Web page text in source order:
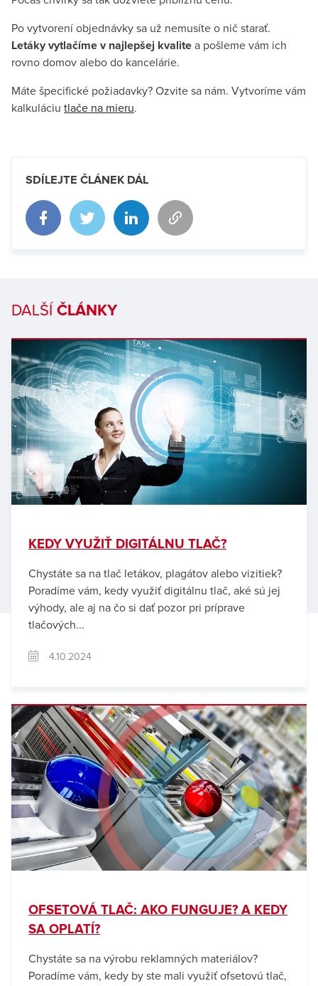
Po vytvorení objednávky sa už nemusíte o nič starať.
Letáky vytlačíme v najlepšej kvalite a pošleme vám ich
rovno domov alebo do kancelárie.
Máte špecifické požiadavky? Ozvite sa nám. Vytvoríme vám
kalkuláciu tlače na mieru.
SDÍLEJTE ČLÁNEK DÁL
DALŠÍ ČLÁNKY
KEDY VYUŽIŤ DIGITÁLNU TLAČ?
Chystáte sa na tlač letákov, plagátov alebo vizitiek?
Poradíme vám, kedy využiť digitálnu tlač, aké sú jej
výhody, ale aj na čo si dať pozor pri príprave
tlačových...
4.10.2024
OFSETOVÁ TLAČ: AKO FUNGUJE? A KEDY
SA OPLATÍ?
Chystáte sa na výrobu reklamných materiálov?
Poradíme vám, kedy by ste mali využiť ofsetovú tlač,